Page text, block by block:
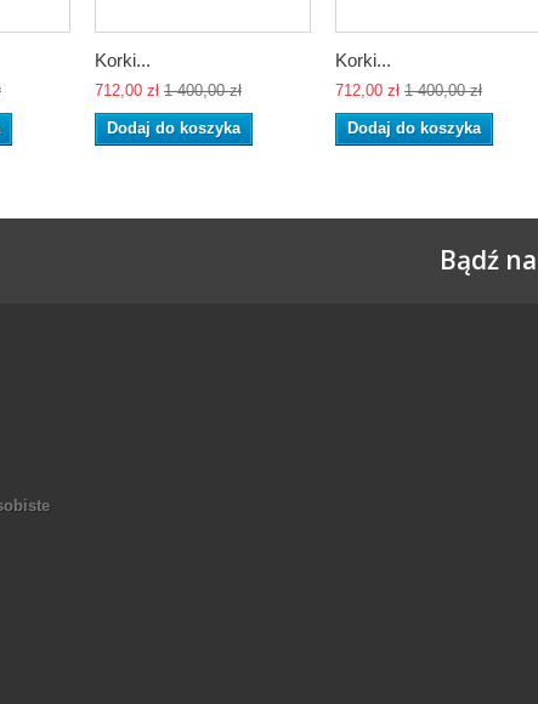
Korki...
712,00 zł 1 400,00 zł
Dodaj do koszyka
Korki...
712,00 zł 1 400,00 zł
Dodaj do koszyka
Bądź